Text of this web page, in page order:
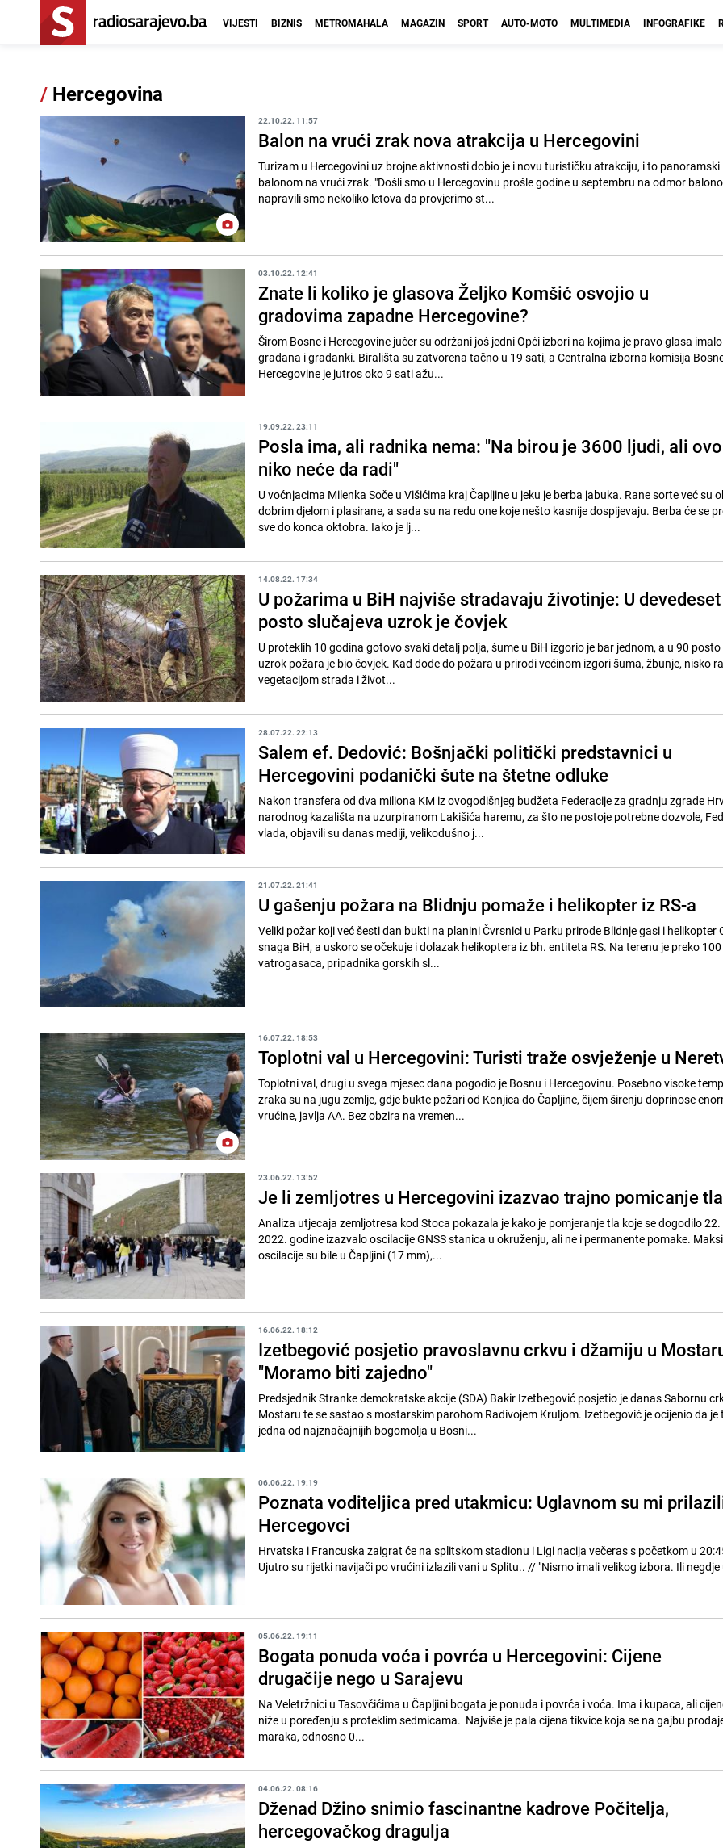
VIJESTI BIZNIS METROMAHALA MAGAZIN SPORT AUTO-MOTO MULTIMEDIA INFOGRAFIKE
/ Hercegovina
22.10.22. 11:57
Balon na vrući zrak nova atrakcija u Hercegovini
Turizam u Hercegovini uz brojne aktivnosti dobio je i novu turističku atrakciju, i to panoramski
balonom na vrući zrak. "Došli smo u Hercegovinu prošle godine u septembru na odmor
napravili smo nekoliko letova da provjerimo st...
03.10.22. 12:41
Znate li koliko je glasova Željko Komšić osvojio u
gradovima zapadne Hercegovine?
Širom Bosne i Hercegovine jučer su održani još jedni Opći izbori na kojima je pravo glasa
građana i građanki. Birališta su zatvorena tačno u 19 sati, a Centralna izborna komisija
Hercegovine je jutros oko 9 sati ažu...
19.09.22. 23:11
Posla ima, ali radnika nema: "Na birou je 3600 ljudi, ali ovo
niko neće da radi"
U voćnjacima Milenka Soče u Višićima kraj Čapljine u jeku je berba jabuka. Rane sorte već su obrane i
dobrim djelom i plasirane, a sada su na redu one koje nešto kasnije dospijevaju. Berba će se
sve do konca oktobra. Iako je lj...
14.08.22. 17:34
U požarima u BiH najviše stradavaju životinje: U devedeset
posto slučajeva uzrok je čovjek
U proteklih 10 godina gotovo svaki detalj polja, šume u BiH izgorio je bar jednom, a u 90
uzrok požara je bio čovjek. Kad dođe do požara u prirodi većinom izgori šuma, žbunje, nisko
vegetacijom strada i život...
28.07.22. 22:13
Salem ef. Dedović: Bošnjački politički predstavnici u
Hercegovini podanički šute na štetne odluke
Nakon transfera od dva miliona KM iz ovogodišnjeg budžeta Federacije za gradnju zgrade
narodnog kazališta na uzurpiranom Lakišića haremu, za što ne postoje potrebne dozvole,
vlada, objavili su danas mediji, velikodušno j...
21.07.22. 21:41
U gašenju požara na Blidnju pomaže i helikopter iz RS-a
Veliki požar koji već šesti dan bukti na planini Čvrsnici u Parku prirode Blidnje gasi i helikopter
snaga BiH, a uskoro se očekuje i dolazak helikoptera iz bh. entiteta RS. Na terenu je preko 100
vatrogasaca, pripadnika gorskih sl...
16.07.22. 18:53
Toplotni val u Hercegovini: Turisti traže osvježenje u
Toplotni val, drugi u svega mjesec dana pogodio je Bosnu i Hercegovinu. Posebno visoke
zraka su na jugu zemlje, gdje bukte požari od Konjica do Čapljine, čijem širenju doprinose
vrućine, javlja AA. Bez obzira na vremen...
23.06.22. 13:52
Je li zemljotres u Hercegovini izazvao trajno pomicanje tla
Analiza utjecaja zemljotresa kod Stoca pokazala je kako je pomjeranje tla koje se dogodilo
2022. godine izazvalo oscilacije GNSS stanica u okruženju, ali ne i permanente pomake.
oscilacije su bile u Čapljini (17 mm),...
16.06.22. 18:12
Izetbegović posjetio pravoslavnu crkvu i džamiju u
"Moramo biti zajedno"
Predsjednik Stranke demokratske akcije (SDA) Bakir Izetbegović posjetio je danas Sabornu
Mostaru te se sastao s mostarskim parohom Radivojem Kruljom. Izetbegović je ocijenio da je
jedna od najznačajnijih bogomolja u Bosni...
06.06.22. 19:19
Poznata voditeljica pred utakmicu: Uglavnom su mi
Hercegovci
Hrvatska i Francuska zaigrat će na splitskom stadionu i Ligi nacija večeras s početkom u
Ujutro su rijetki navijači po vrućini izlazili vani u Splitu.. // "Nismo imali velikog izbora. Ili
05.06.22. 19:11
Bogata ponuda voća i povrća u Hercegovini: Cijene
drugačije nego u Sarajevu
Na Veletržnici u Tasovčićima u Čapljini bogata je ponuda i povrća i voća. Ima i kupaca, ali
niže u poređenju s proteklim sedmicama. Najviše je pala cijena tikvice koja se na gajbu
maraka, odnosno 0...
04.06.22. 08:16
Dženad Džino snimio fascinantne kadrove Počitelja,
hercegovačkog dragulja